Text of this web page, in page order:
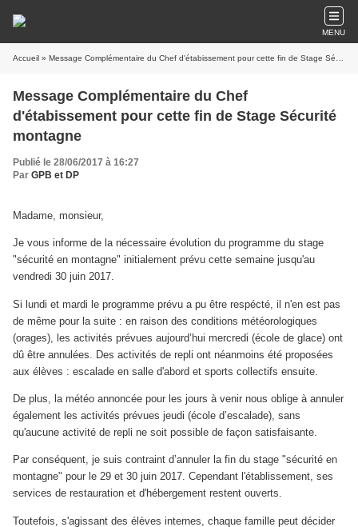
MENU
Accueil » Message Complémentaire du Chef d'étabissement pour cette fin de Stage Sécurité montagne
Message Complémentaire du Chef
d'étabissement pour cette fin de Stage Sécurité
montagne
Publié le 28/06/2017 à 16:27
Par GPB et DP
Madame, monsieur,
Je vous informe de la nécessaire évolution du programme du stage
"sécurité en montagne" initialement prévu cette semaine jusqu'au
vendredi 30 juin 2017.
Si lundi et mardi le programme prévu a pu être respécté, il n'en est pas
de même pour la suite : en raison des conditions météorologiques
(orages), les activités prévues aujourd’hui mercredi (école de glace) ont
dû être annulées. Des activités de repli ont néanmoins été proposées
aux élèves : escalade en salle d'abord et sports collectifs ensuite.
De plus, la météo annoncée pour les jours à venir nous oblige à annuler
également les activités prévues jeudi (école d’escalade), sans
qu'aucune activité de repli ne soit possible de façon satisfaisante.
Par conséquent, je suis contraint d’annuler la fin du stage "sécurité en
montagne" pour le 29 et 30 juin 2017. Cependant l'établissement, ses
services de restauration et d'hébergement restent ouverts.
Toutefois, s'agissant des élèves internes, chaque famille peut décider